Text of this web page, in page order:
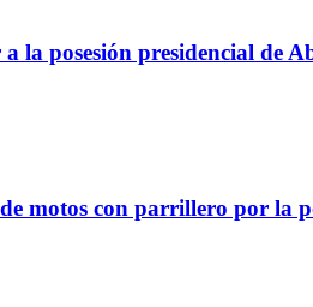
la posesión presidencial de
motos con parrillero por la